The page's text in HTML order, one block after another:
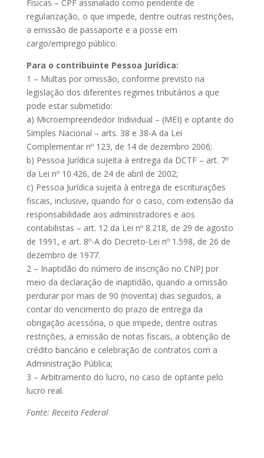
Físicas – CPF assinalado como pendente de
regularização, o que impede, dentre outras restrições,
a emissão de passaporte e a posse em
cargo/emprego público.
Para o contribuinte Pessoa Jurídica:
1 – Multas por omissão, conforme previsto na
legislação dos diferentes regimes tributários a que
pode estar submetido:
a) Microempreendedor Individual – (MEI) e optante do
Simples Nacional – arts. 38 e 38-A da Lei
Complementar nº 123, de 14 de dezembro 2006;
b) Pessoa Jurídica sujeita à entrega da DCTF – art. 7º
da Lei nº 10.426, de 24 de abril de 2002;
c) Pessoa Jurídica sujeita à entrega de escriturações
fiscais, inclusive, quando for o caso, com extensão da
responsabilidade aos administradores e aos
contabilistas – art. 12 da Lei nº 8.218, de 29 de agosto
de 1991, e art. 8º-A do Decreto-Lei nº 1.598, de 26 de
dezembro de 1977.
2 – Inaptidão do número de inscrição no CNPJ por
meio da declaração de inaptidão, quando a omissão
perdurar por mais de 90 (noventa) dias seguidos, a
contar do vencimento do prazo de entrega da
obrigação acessória, o que impede, dentre outras
restrições, a emissão de notas fiscais, a obtenção de
crédito bancário e celebração de contratos com a
Administração Pública;
3 – Arbitramento do lucro, no caso de optante pelo
lucro real.
Fonte: Receita Federal